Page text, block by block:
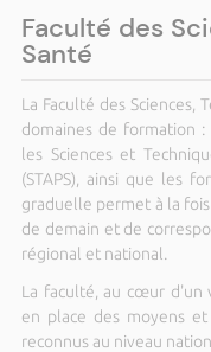
conception
d'objets 3D
octobre 2026
Bourse
restitution
Roisin
Mardi 20
Cérémonie
Du lundi 20
RIESCITA
Plus d'actualités ›
Faculté des
Santé
La Faculté des Sciences,
domaines de formation :
les Sciences et
(STAPS), ainsi que les
graduelle permet à la
de demain et de
régional et national.
La faculté, au cœur d'un
en place des moyens
reconnus au niveau